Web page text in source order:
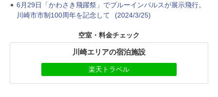
6月29日「かわさき飛躍祭」でブルーインパルスが展示飛行。
川崎市市制100周年を記念して
(2024/3/25)
空室・料金チェック
川崎エリアの宿泊施設
楽天トラベル